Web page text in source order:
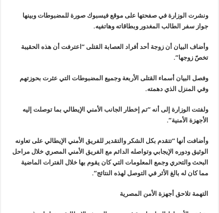
ونشرت الوزارة في صفحتها على موقع فيسبوك صورة للمضبوطات وبينها
جواز سفر الطالب المغدور وبطاقاته وهاتفيه.
وأضاف البيان أن زوجة أحد أفراد العصابة القتلى “اعترفت أن هذه الحقيبة
تخصّ زوجها”.
وفصل البيان أسماء القتلى الأربعة وجميع المضبوطات التي عثرت بحوزتهم
وفي المنزل الذي دهمته.
ولفتت الوزارة إلى أنه “تم إخطار الجانب الأمني الإيطالي بما توصلت إليه
الأجهزة الأمنية”.
وأضافت أنها “تتقدم بكل الشكر والتقدير للفريق الأمني الإيطالي على تعاونه
الوثيق ودوره الإيجابي وتواصله الدائم مع الفريق الأمني المصري خلال مراحل
البحث والتحري وجمع المعلومات التي كان يقوم بها خلال الفترات الماضية
مما كان له بالغ الأثر في التوصل لهذه النتائج“.
التهمة تلاحق أجهزة الأمن المصرية